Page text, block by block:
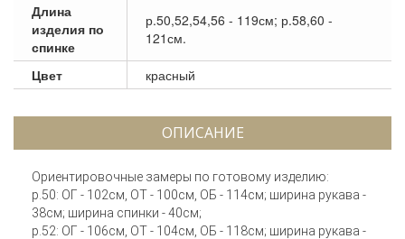
Длина
изделия по
спинке
р.50,52,54,56 - 119см; р.58,60 -
121см.
Цвет красный
ОПИСАНИЕ
Ориентировочные замеры по готовому изделию:
р.50: ОГ - 102см, ОТ - 100см, ОБ - 114см; ширина рукава -
38см; ширина спинки - 40см;
р.52: ОГ - 106см, ОТ - 104см, ОБ - 118см; ширина рукава -